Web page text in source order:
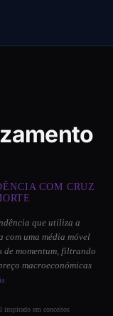
COM CRUZ
que utiliza a
com uma média móvel
momentum, filtrando
macroeconómicas
inspirado em conceitos